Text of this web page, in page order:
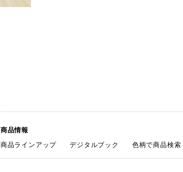
商品情報
商品ラインアップ
デジタルブック 色柄で商品検索